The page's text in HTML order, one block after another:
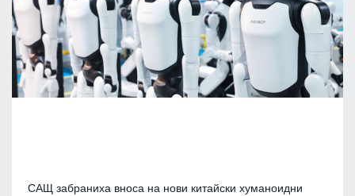
САЩ забраниха вноса на нови китайски хуманоидни